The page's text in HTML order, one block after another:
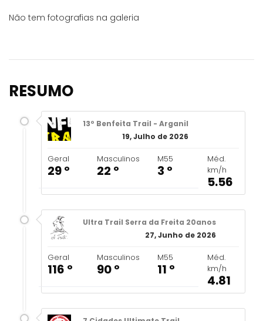
Não tem fotografias na galeria
RESUMO
13º Benfeita Trail - Arganil
19, Julho de 2026
Geral
29 º
Masculinos
22 º
M55
3 º
Méd.
km/h
5.56
Ultra Trail Serra da Freita 20anos
27, Junho de 2026
Geral
116 º
Masculinos
90 º
M55
11 º
Méd.
km/h
4.81